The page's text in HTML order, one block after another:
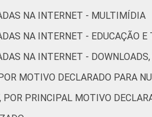
78 41 52
72 28 40
NA INTERNET - MULTIMÍDIA
NA INTERNET - EDUCAÇÃO E
NA INTERNET -
MOTIVO DECLARADO PARA
PRINCIPAL MOTIVO